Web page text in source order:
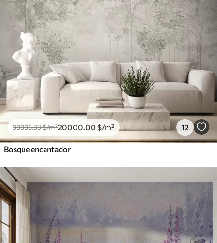
33333.33$/m²20000 .00 $/m² 12
Bosque encantador